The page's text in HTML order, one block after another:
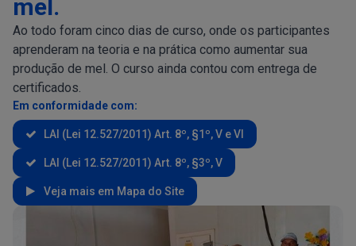
mel.
Ao todo foram cinco dias de curso, onde os participantes
aprenderam na teoria e na prática como aumentar sua
produção de mel. O curso ainda contou com entrega de
certificados.
Em conformidade com:
LAI (Lei 12.527/2011) Art. 8º, §1º, V e VI
LAI (Lei 12.527/2011) Art. 8º, §3º, V
Veja mais em Mapa do Site